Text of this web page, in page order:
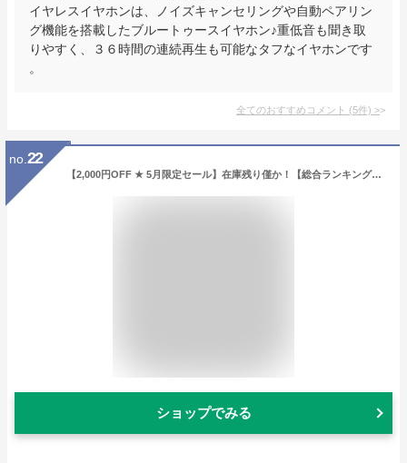
イヤレスイヤホンは、ノイズキャンセリングや自動ペアリン
グ機能を搭載したブルートゥースイヤホン♪重低音も聞き取
りやすく、３６時間の連続再生も可能なタフなイヤホンです
。
全てのおすすめコメント (5件) >
no. 22
【2,000円OFF ★ 5月限定セール】在庫残り僅か！【総合ランキング15部門1位受賞】YOBYBO CARD20 Pro 公式 ワイヤレスイヤホン Bluetooth 5.2 Apt-X（ENCノイズキャンセリング/高音質/長時間再生/片耳利用） 【「薄い」「軽い」そして「コンパクト」】
ショップでみる